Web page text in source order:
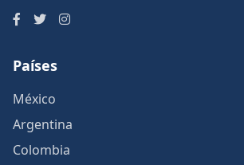
Países
México
Argentina
Colombia